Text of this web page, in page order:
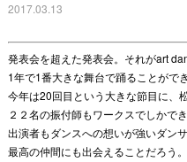
2017.03.13
発表会を超えた発表会。それがart
1年で1番大きな舞台で踊ることがで
今年は20回目という大きな節目に、
２２名の振付師もワークスでしかで
出演者もダンスへの想いが強いダン
最高の仲間にも出会えることだろう。